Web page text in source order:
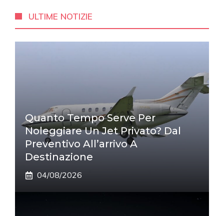
ULTIME NOTIZIE
Quanto Tempo Serve Per
Noleggiare Un Jet Privato? Dal
Preventivo All’arrivo A
Destinazione
04/08/2026